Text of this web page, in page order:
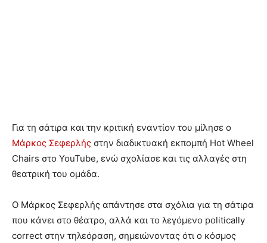
Για τη σάτιρα και την κριτική εναντίον του μίλησε ο
Μάρκος Σεφερλής στην διαδικτυακή εκπομπή Hot Wheel
Chairs στο YouTube, ενώ σχολίασε και τις αλλαγές στη
θεατρική του ομάδα.
Ο Μάρκος Σεφερλής απάντησε στα σχόλια για τη σάτιρα
που κάνει στο θέατρο, αλλά και το λεγόμενο politically
correct στην τηλεόραση, σημειώνοντας ότι ο κόσμος